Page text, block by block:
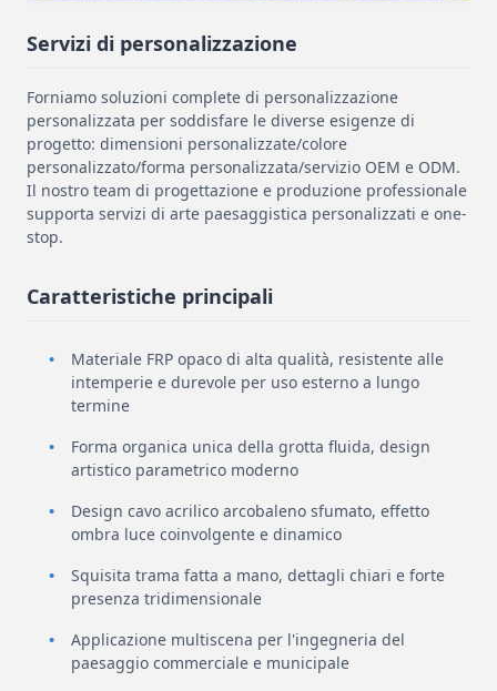
Servizi di personalizzazione
Forniamo soluzioni complete di personalizzazione
personalizzata per soddisfare le diverse esigenze di
progetto: dimensioni personalizzate/colore
personalizzato/forma personalizzata/servizio OEM e ODM.
Il nostro team di progettazione e produzione professionale
supporta servizi di arte paesaggistica personalizzati e one-
stop.
Caratteristiche principali
Materiale FRP opaco di alta qualità, resistente alle
intemperie e durevole per uso esterno a lungo
termine
Forma organica unica della grotta fluida, design
artistico parametrico moderno
Design cavo acrilico arcobaleno sfumato, effetto
ombra luce coinvolgente e dinamico
Squisita trama fatta a mano, dettagli chiari e forte
presenza tridimensionale
Applicazione multiscena per l'ingegneria del
paesaggio commerciale e municipale